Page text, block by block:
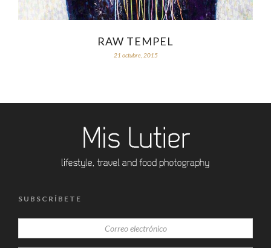
RAW TEMPEL
21 octubre, 2015
SUBSCRÍBETE